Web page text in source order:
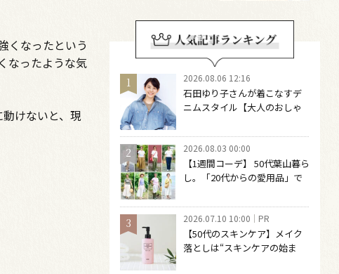
くなったという
なったような気
けないと、現
2026.08.06 12:16
石田ゆり子さんが着こなすデ
ニムスタイル【大人のおしゃ
どファッションは自由になる
2026.08.03 00:00
【1週間コーデ】 50代葉山暮ら
し。「20代からの愛用品」で
～ 桐野恵美さん #022 Emi
Kirino～
2026.07.10 10:00 PR
【50代のスキンケア】メイク
落としは“スキンケアの始ま